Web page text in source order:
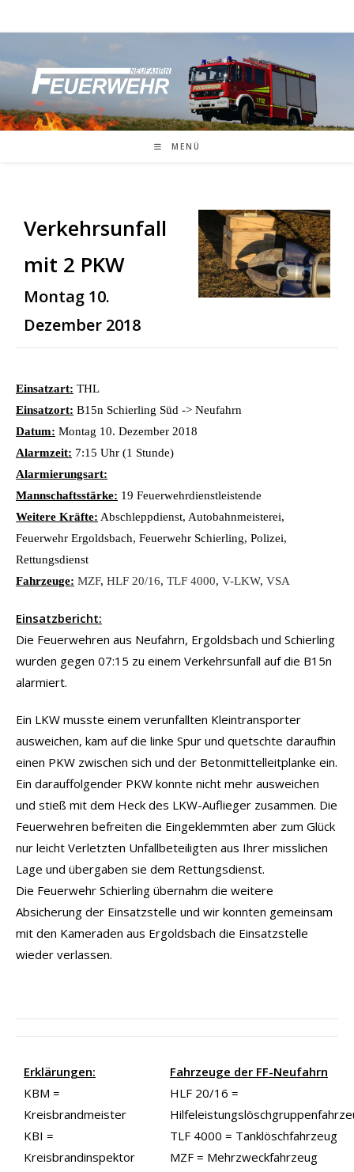
Inhalt
MENÜ
Verkehrsunfall
mit 2 PKW
Montag 10.
Dezember 2018
Einsatzart: THL
Einsatzort: B15n Schierling Süd -> Neufahrn
Datum: Montag 10. Dezember 2018
Alarmzeit: 7:15 Uhr (1 Stunde)
Alarmierungsart:
Mannschaftsstärke: 19 Feuerwehrdienstleistende
Weitere Kräfte: Abschleppdienst, Autobahnmeisterei,
Feuerwehr Ergoldsbach, Feuerwehr Schierling, Polizei,
Rettungsdienst
Fahrzeuge: MZF, HLF 20/16, TLF 4000, V-LKW, VSA
Einsatzbericht:
Die Feuerwehren aus Neufahrn, Ergoldsbach und Schierling
wurden gegen 07:15 zu einem Verkehrsunfall auf die B15n
alarmiert.
Ein LKW musste einem verunfallten Kleintransporter
ausweichen, kam auf die linke Spur und quetschte daraufhin
einen PKW zwischen sich und der Betonmittelleitplanke ein.
Ein darauffolgender PKW konnte nicht mehr ausweichen
und stieß mit dem Heck des LKW-Auflieger zusammen. Die
Feuerwehren befreiten die Eingeklemmten aber zum Glück
nur leicht Verletzten Unfallbeteiligten aus Ihrer misslichen
Lage und übergaben sie dem Rettungsdienst.
Die Feuerwehr Schierling übernahm die weitere
Absicherung der Einsatzstelle und wir konnten gemeinsam
mit den Kameraden aus Ergoldsbach die Einsatzstelle
wieder verlassen.
Erklärungen:
KBM =
Kreisbrandmeister
KBI =
Kreisbrandinspektor
Fahrzeuge der FF-Neufahrn
HLF 20/16 =
TLF 4000 = Tanklöschfahrzeug
MZF = Mehrzweckfahrzeug